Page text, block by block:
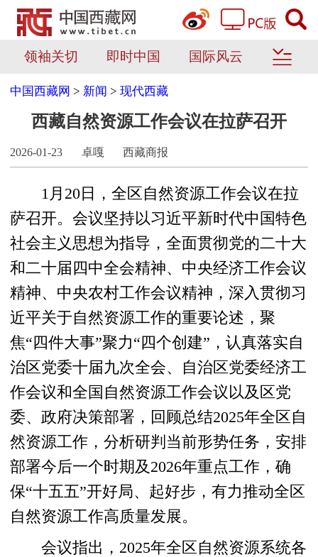
领袖关切 即时中国 国际风云
中国西藏网 > 新闻 >现代西藏
西藏自然资源工作会议在拉萨召开
2026-01-23 卓嘎 西藏商报
1月20日，全区自然资源工作会议在拉
萨召开。会议坚持以习近平新时代中国特色
社会主义思想为指导，全面贯彻党的二十大
和二十届四中全会精神、中央经济工作会议
精神、中央农村工作会议精神，深入贯彻习
近平关于自然资源工作的重要论述，聚
焦“四件大事”聚力“四个创建”，认真落实自
治区党委十届九次全会、自治区党委经济工
作会议和全国自然资源工作会议以及区党
委、政府决策部署，回顾总结2025年全区自
然资源工作，分析研判当前形势任务，安排
部署今后一个时期及2026年重点工作，确
保“十五五”开好局、起好步，有力推动全区
自然资源工作高质量发展。
会议指出，2025年全区自然资源系统各